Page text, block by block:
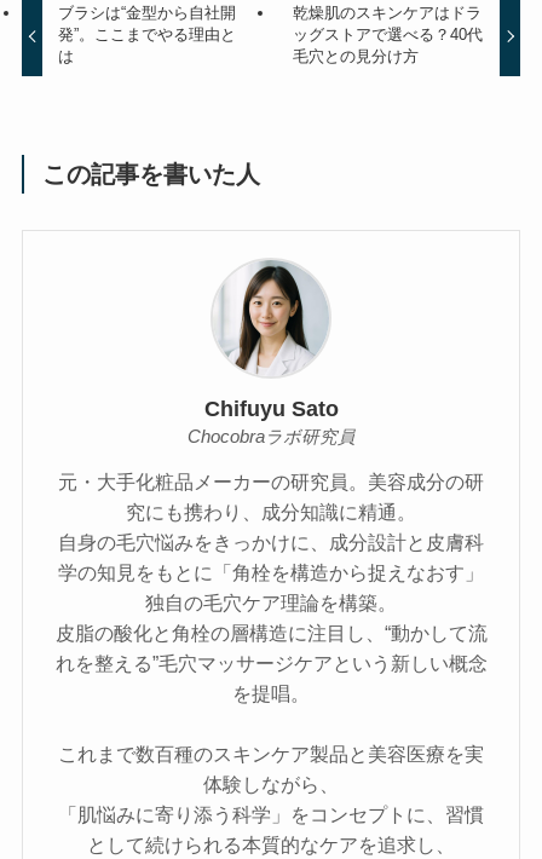
ブラシは“金型から自社開
発”。ここまでやる理由と
は
乾燥肌のスキンケアはドラ
ッグストアで選べる？40代
毛穴との見分け方
この記事を書いた人
Chifuyu Sato
Chocobraラボ研究員
元・大手化粧品メーカーの研究員。美容成分の研
究にも携わり、成分知識に精通。
自身の毛穴悩みをきっかけに、成分設計と皮膚科
学の知見をもとに「角栓を構造から捉えなおす」
独自の毛穴ケア理論を構築。
皮脂の酸化と角栓の層構造に注目し、“動かして流
れを整える”毛穴マッサージケアという新しい概念
を提唱。
これまで数百種のスキンケア製品と美容医療を実
体験しながら、
「肌悩みに寄り添う科学」をコンセプトに、習慣
として続けられる本質的なケアを追求し、